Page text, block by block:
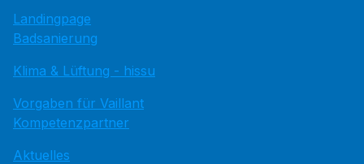
Landingpage
Badsanierung
Klima & Lüftung - hissu
Vorgaben für Vaillant
Kompetenzpartner
Aktuelles